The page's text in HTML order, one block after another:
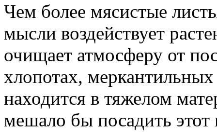
Чем более мясистые
мысли воздействует
очищает атмосферу от
хлопотах,
находится в тяжелом
мешало бы посадить этот